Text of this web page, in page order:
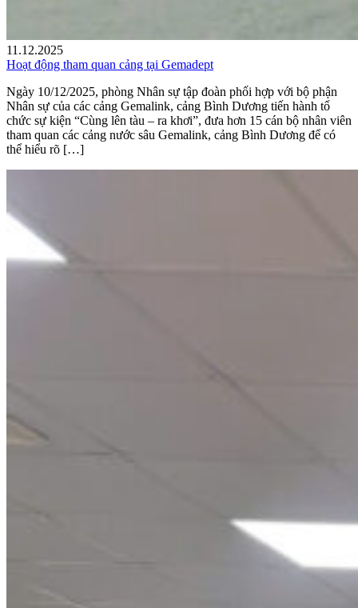
11.12.2025
Hoạt động tham quan cảng tại Gemadept
Ngày 10/12/2025, phòng Nhân sự tập đoàn phối hợp với bộ phận
Nhân sự của các cảng Gemalink, cảng Bình Dương tiến hành tổ
chức sự kiện “Cùng lên tàu – ra khơi”, đưa hơn 15 cán bộ nhân viên
tham quan các cảng nước sâu Gemalink, cảng Bình Dương để có
thể hiểu rõ […]